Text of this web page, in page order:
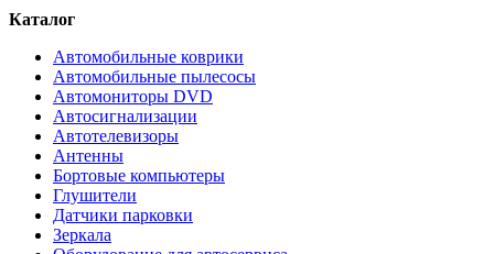
Каталог
Автомобильные коврики
Автомобильные пылесосы
Автомониторы DVD
Автосигнализации
Автотелевизоры
Антенны
Бортовые компьютеры
Глушители
Датчики парковки
Зеркала